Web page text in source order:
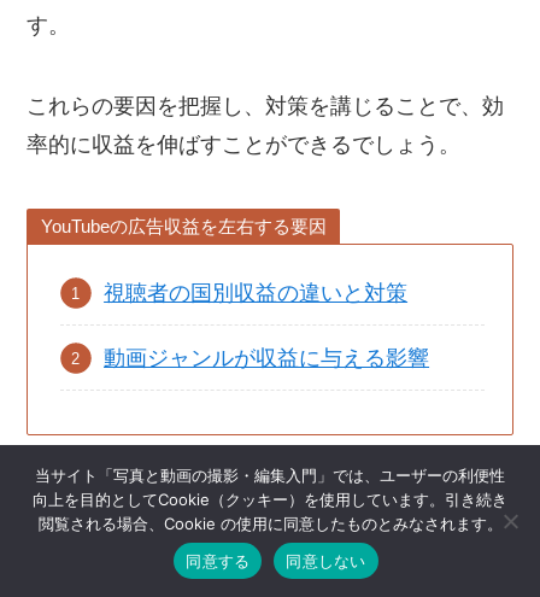
す。
これらの要因を把握し、対策を講じることで、効
率的に収益を伸ばすことができるでしょう。
YouTubeの広告収益を左右する要因
視聴者の国別収益の違いと対策
動画ジャンルが収益に与える影響
それぞれ解説します。
当サイト「写真と動画の撮影・編集入門」では、ユーザーの利便性
向上を目的としてCookie（クッキー）を使用しています。引き続き
閲覧される場合、Cookie の使用に同意したものとみなされます。
同意する
同意しない